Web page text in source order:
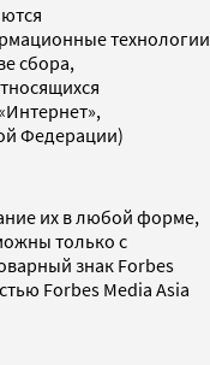
технологии
сбора,
Федерации)
их в любой форме,
только с
знак Forbes
Forbes Media Asia